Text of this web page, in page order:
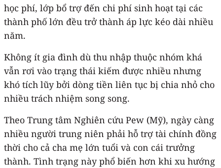
học phí, lớp bổ trợ đến chi phí sinh hoạt tại các
thành phố lớn đều trở thành áp lực kéo dài nhiều
năm.
Không ít gia đình dù thu nhập thuộc nhóm khá
vẫn rơi vào trạng thái kiếm được nhiều nhưng
khó tích lũy bởi dòng tiền liên tục bị chia nhỏ cho
nhiều trách nhiệm song song.
Theo Trung tâm Nghiên cứu Pew (Mỹ), ngày càng
nhiều người trung niên phải hỗ trợ tài chính đồng
thời cho cả cha mẹ lớn tuổi và con cái trưởng
thành. Tình trạng này phổ biến hơn khi xu hướng